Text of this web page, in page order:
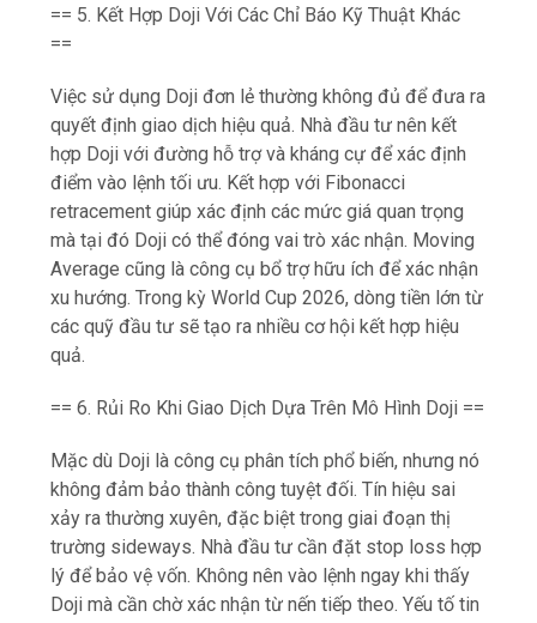
== 5. Kết Hợp Doji Với Các Chỉ Báo Kỹ Thuật Khác
==
Việc sử dụng Doji đơn lẻ thường không đủ để đưa ra
quyết định giao dịch hiệu quả. Nhà đầu tư nên kết
hợp Doji với đường hỗ trợ và kháng cự để xác định
điểm vào lệnh tối ưu. Kết hợp với Fibonacci
retracement giúp xác định các mức giá quan trọng
mà tại đó Doji có thể đóng vai trò xác nhận. Moving
Average cũng là công cụ bổ trợ hữu ích để xác nhận
xu hướng. Trong kỳ World Cup 2026, dòng tiền lớn từ
các quỹ đầu tư sẽ tạo ra nhiều cơ hội kết hợp hiệu
quả.
== 6. Rủi Ro Khi Giao Dịch Dựa Trên Mô Hình Doji ==
Mặc dù Doji là công cụ phân tích phổ biến, nhưng nó
không đảm bảo thành công tuyệt đối. Tín hiệu sai
xảy ra thường xuyên, đặc biệt trong giai đoạn thị
trường sideways. Nhà đầu tư cần đặt stop loss hợp
lý để bảo vệ vốn. Không nên vào lệnh ngay khi thấy
Doji mà cần chờ xác nhận từ nến tiếp theo. Yếu tố tin